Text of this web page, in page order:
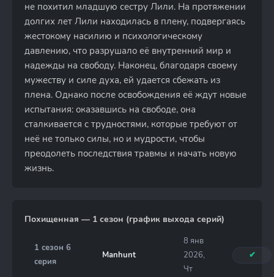
не похитил младшую сестру Лили. На протяжении
долгих лет Лили находилась в плену, подвергаясь
жестокому насилию и психологическому
давлению, что разрушало её внутренний мир и
надежды на свободу. Наконец, благодаря своему
мужеству и силе духа, ей удается сбежать из
плена. Однако после освобождения её ждут новые
испытания: оказавшись на свободе, она
сталкивается с трудностями, которые требуют от
неё не только силы, но и мудрости, чтобы
преодолеть последствия травмы и начать новую
жизнь.
Похищенная — 1 сезон (график выхода серий)
1 сезон 6
серия
Manhunt
8 янв
2026,
Чт
✔